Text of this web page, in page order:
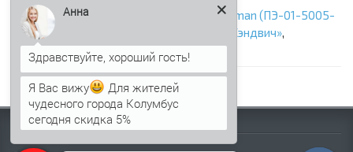
Заглушка конька круглого простая Norman (ПЭ-01-5005-
0.5),523459 ООО «Профнастил Сэндвич»,
Доборные элементы кровли
Информация
Анна
Я Вас вижу
Для жителей
чудесного города Колумбус
сегодня скидка 5%